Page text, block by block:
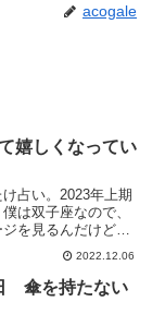
acogale
嬉しくなってい
占い。2023年上期
は双子座なので、
を見るんだけど。
、・実験的に2拠点
ぐに副業はしなくて
・まったく性質の
2022.12.06
傘を持たない